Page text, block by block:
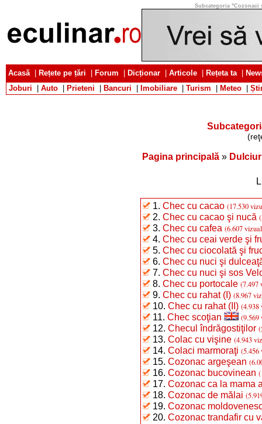
Subcategoria "Cozonaci
Acasă| Rețete pe țări Forum Dicționar Articole Rețeta ta|
Joburi
Auto Prieteni Bancuri Imobiliare Turism Meteo
Pagina principală »
1. Chec cu cacao (17.530
2. Chec cu cacao şi nucă
3. Chec cu cafea (6.607
4. Chec cu ceai verde şi
5. Chec cu ciocolată şi
6. Chec cu nuci şi
7. Chec cu nuci şi sos
8. Chec cu portocale (7.497
9. Chec cu rahat (I) (8.967
10. Chec cu rahat (II) (4.938
11. Chec scoţian (9.569
12. Checul îndrăgostiţilor
13. Colac cu vişine (4.943
14. Colaci marmoraţi (5.456
15. Cozonac argeşean
16. Cozonac bucovinean
17. Cozonac ca la mama
18. Cozonac de mălai
19. Cozonac
20. Cozonac trandafir cu